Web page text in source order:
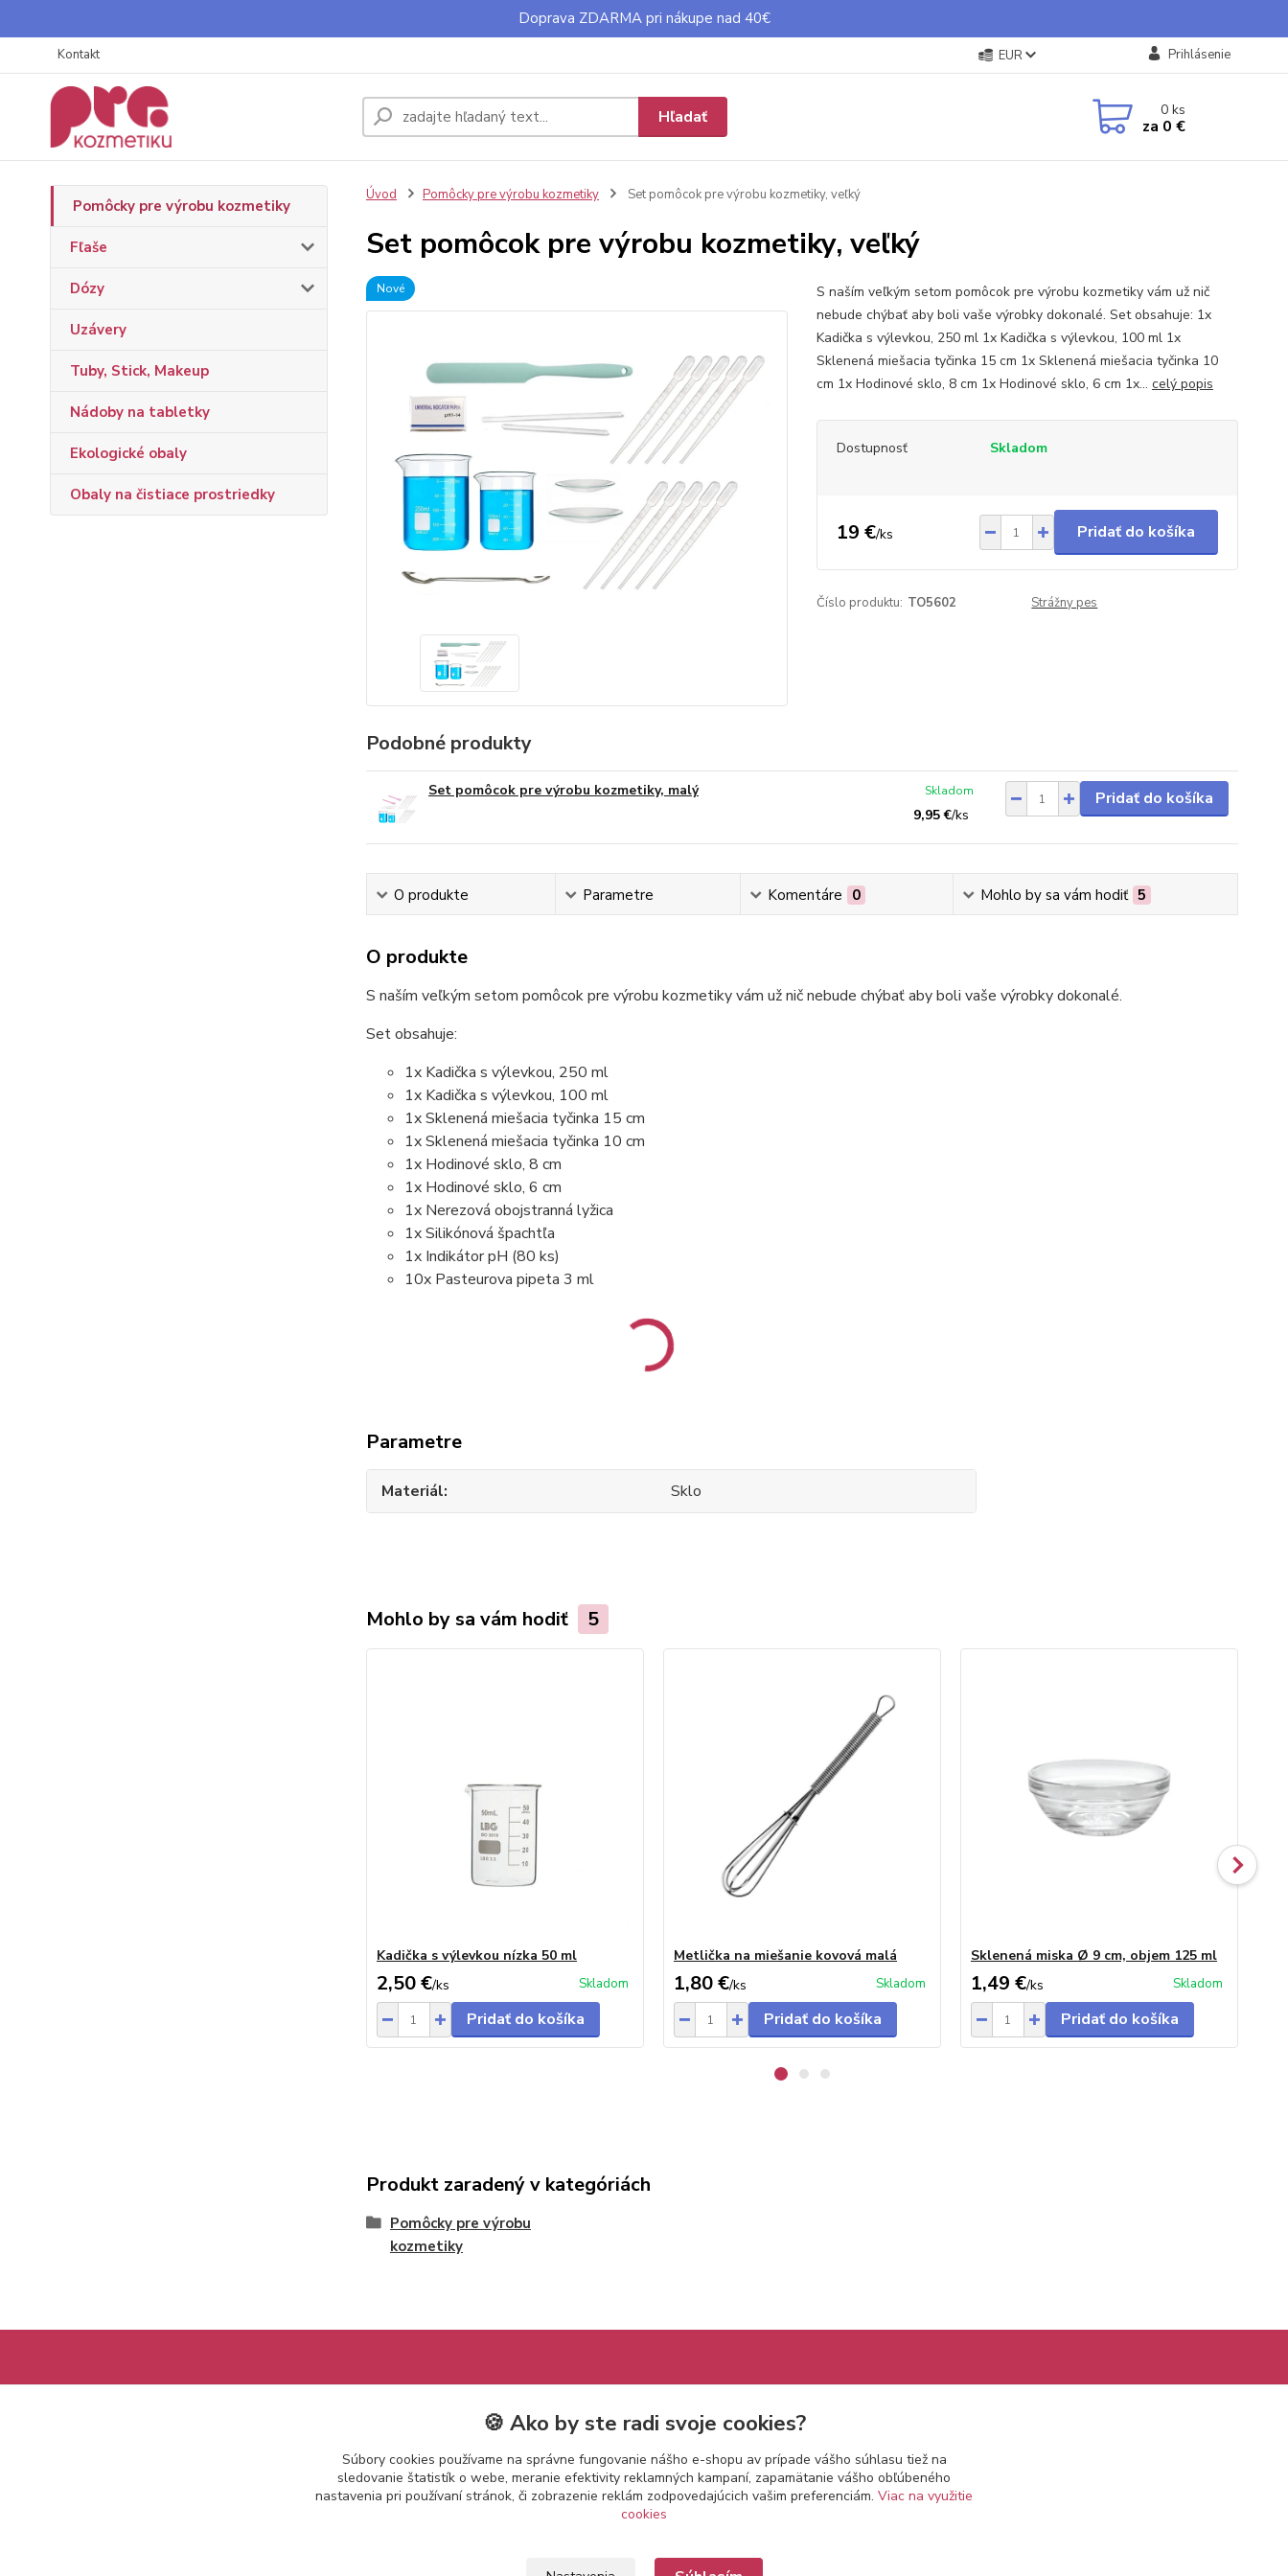
Doprava ZDARMA pri nákupe nad 40€
Kontakt EUR Prihlásenie
Hľadať 0ks
za 0 €
Pomôcky pre výrobu kozmetiky
Fľaše
Dózy
Uzávery
Tuby, Stick, Makeup
Nádoby na tabletky
Ekologické obaly
Obaly na čistiace prostriedky
Úvod Pomôcky pre výrobu kozmetiky Set pomôcok pre výrobu kozmetiky, veľký
Set pomôcok pre výrobu kozmetiky, veľký
Nové
S naším veľkým setom pomôcok pre výrobu kozmetiky vám už nič
nebude chýbať aby boli vaše výrobky dokonalé. Set obsahuje: 1x
Kadička s výlevkou, 250 ml 1x Kadička s výlevkou, 100 ml 1x
Sklenená miešacia tyčinka 15 cm 1x Sklenená miešacia tyčinka 10
cm 1x Hodinové sklo, 8 cm 1x Hodinové sklo, 6 cm 1x... celý popis
Dostupnosť Skladom
19 €/ks Pridať do košíka
Číslo produktu: TO5602 Strážny pes
Podobné produkty
Set pomôcok pre výrobu kozmetiky, malý
9,95 €/ks
Skladom Pridať do košíka
O produkte Parametre Komentáre 0 Mohlo by sa vám hodiť 5
O produkte
S naším veľkým setom pomôcok pre výrobu kozmetiky vám už nič nebude chýbať aby boli vaše výrobky dokonalé.
Set obsahuje:
1x Kadička s výlevkou, 250 ml
1x Kadička s výlevkou, 100 ml
1x Sklenená miešacia tyčinka 15 cm
1x Sklenená miešacia tyčinka 10 cm
1x Hodinové sklo, 8 cm
1x Hodinové sklo, 6 cm
1x Nerezová obojstranná lyžica
1x Silikónová špachtľa
1x Indikátor pH (80 ks)
10x Pasteurova pipeta 3 ml
Parametre
Materiál Sklo
Mohlo by sa vám hodiť 5
Kadička s výlevkou nízka 50 ml
2,50 €/ks Skladom
Pridať do košíka
Metlička na miešanie kovová malá
1,80 €/ks Skladom
Pridať do košíka
Sklenená miska Ø 9 cm, objem 125 ml
1,49 €/ks Skladom
Pridať do košíka
Produkt zaradený v kategóriách
Pomôcky pre výrobu
kozmetiky
🍪 Ako by ste radi svoje cookies?
Súbory cookies používame na správne fungovanie nášho e-shopu av prípade vášho súhlasu tiež na
sledovanie štatistík o webe, meranie efektivity reklamných kampaní, zapamätanie vášho obľúbeného
nastavenia pri používaní stránok, či zobrazenie reklám zodpovedajúcich vašim preferenciám. Viac na využitie
cookies